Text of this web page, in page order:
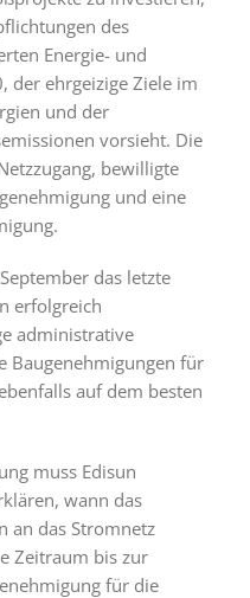
des
Energie- und
der ehrgeizige Ziele im
und der
vorsieht. Die
bewilligte
und eine
das letzte
erfolgreich
administrative
Baugenehmigungen für
auf dem besten
muss Edisun
wann das
an das Stromnetz
Zeitraum bis zur
für die